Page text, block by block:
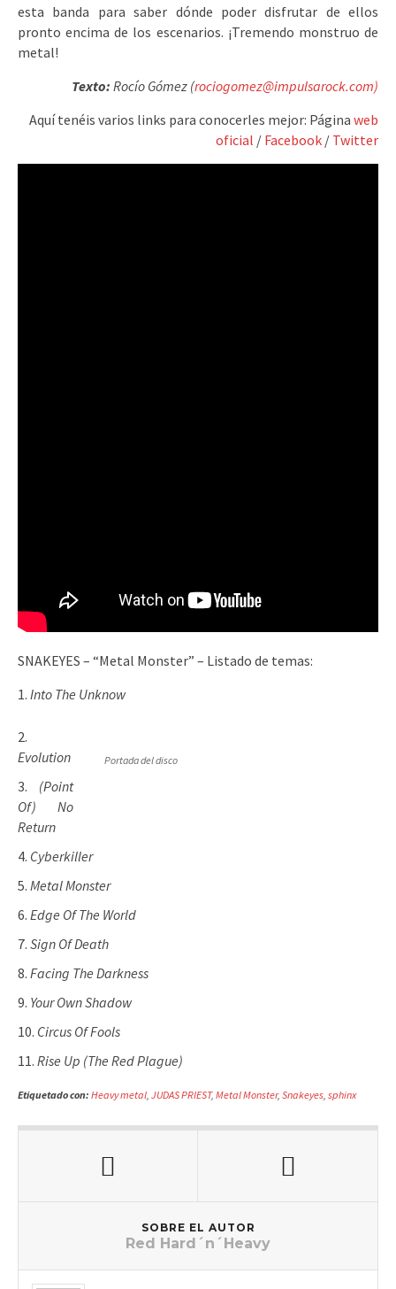
esta banda para saber dónde poder disfrutar de ellos
pronto encima de los escenarios. ¡Tremendo monstruo de
metal!
Texto: Rocío Gómez (rociogomez@impulsarock.com)
Aquí tenéis varios links para conocerles mejor: Página web
oficial / Facebook / Twitter
SNAKEYES – “Metal Monster” – Listado de temas:
Into The Unknow
Portada del disco
Evolution
(Point
Of) No
Return
Cyberkiller
Metal Monster
Edge Of The World
Sign Of Death
Facing The Darkness
Your Own Shadow
Circus Of Fools
Rise Up (The Red Plague)
Etiquetado con: Heavy metal, JUDAS PRIEST, Metal Monster, Snakeyes, sphinx
SOBRE EL AUTOR
Red Hard´n´Heavy